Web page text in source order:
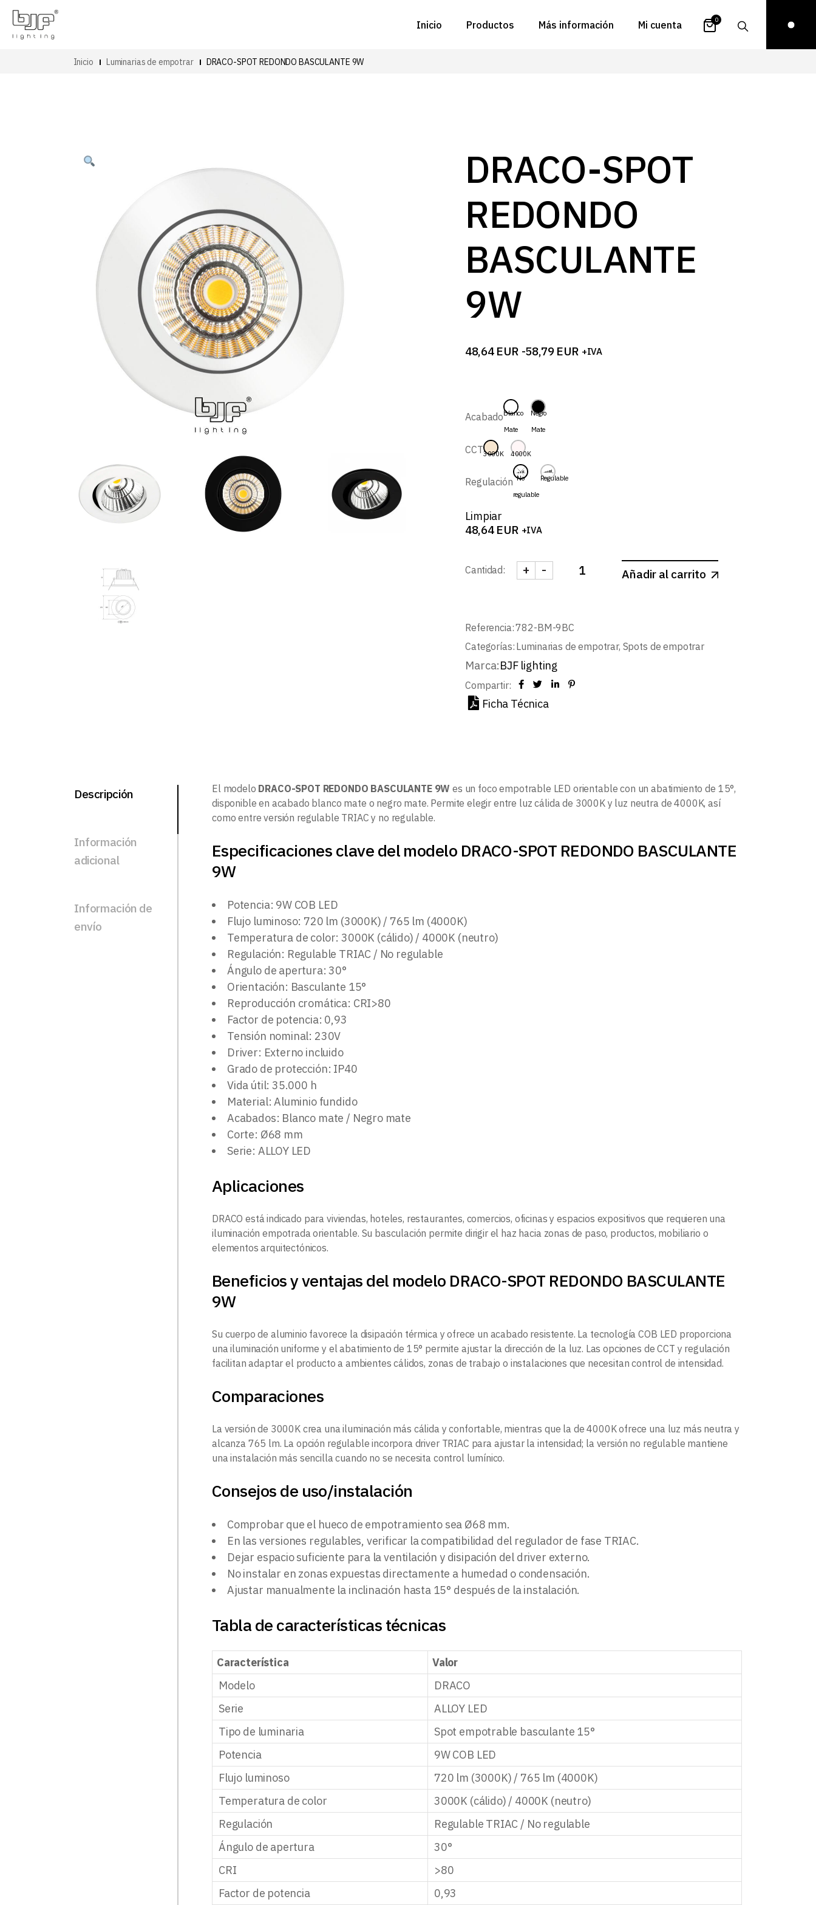
Inicio Productos Más información
FAQs
Proyectos
Zona de inspiración
Blog
Mi cuenta
contraseña
0
Inicio Luminarias de empotrar DRACO-SPOT REDONDO BASCULANTE 9W
DRACO-SPOT
REDONDO
BASCULANTE
9W
48,64 EUR -58,79 EUR
Rango
48,64 EUR
hasta
58,79 EUR
+IVA
AcabadoBlanco
Mate
Negro
Mate
CCT3000K 4000K
Regulación No
regulable
Regulable
Limpiar
48,64 EUR +IVA
Cantidad: DRACO-SPOT REDONDO BASCULANTE 9W cantidad
-
+ Añadir al carrito
Referencia:782-BM-9BC
Categorías: Luminarias de empotrar, Spots de empotrar
Marca:BJF lighting
Compartir:
Ficha Técnica
Descripción
Información
adicional
Información de
envío
El modelo DRACO-SPOT REDONDO BASCULANTE 9W es un foco empotrable LED orientable con un abatimiento de 15°,
disponible en acabado blanco mate o negro mate. Permite elegir entre luz cálida de 3000K y luz neutra de 4000K, así
como entre versión regulable TRIAC y no regulable.
Especificaciones clave del modelo DRACO-SPOT REDONDO BASCULANTE
9W
Potencia: 9W COB LED
Flujo luminoso: 720 lm (3000K) / 765 lm (4000K)
Temperatura de color: 3000K (cálido) / 4000K (neutro)
Regulación: Regulable TRIAC / No regulable
Ángulo de apertura: 30°
Orientación: Basculante 15°
Reproducción cromática: CRI>80
Factor de potencia: 0,93
Tensión nominal: 230V
Driver: Externo incluido
Grado de protección: IP40
Vida útil: 35.000 h
Material: Aluminio fundido
Acabados: Blanco mate / Negro mate
Corte: Ø68 mm
Serie: ALLOY LED
Aplicaciones
DRACO está indicado para viviendas, hoteles, restaurantes, comercios, oficinas y espacios expositivos que requieren una
iluminación empotrada orientable. Su basculación permite dirigir el haz hacia zonas de paso, productos, mobiliario o
elementos arquitectónicos.
Beneficios y ventajas del modelo DRACO-SPOT REDONDO BASCULANTE
9W
Su cuerpo de aluminio favorece la disipación térmica y ofrece un acabado resistente. La tecnología COB LED proporciona
una iluminación uniforme y el abatimiento de 15° permite ajustar la dirección de la luz. Las opciones de CCT y regulación
facilitan adaptar el producto a ambientes cálidos, zonas de trabajo o instalaciones que necesitan control de intensidad.
Comparaciones
La versión de 3000K crea una iluminación más cálida y confortable, mientras que la de 4000K ofrece una luz más neutra y
alcanza 765 lm. La opción regulable incorpora driver TRIAC para ajustar la intensidad; la versión no regulable mantiene
una instalación más sencilla cuando no se necesita control lumínico.
Consejos de uso/instalación
Comprobar que el hueco de empotramiento sea Ø68 mm.
En las versiones regulables, verificar la compatibilidad del regulador de fase TRIAC.
Dejar espacio suficiente para la ventilación y disipación del driver externo.
No instalar en zonas expuestas directamente a humedad o condensación.
Ajustar manualmente la inclinación hasta 15° después de la instalación.
Tabla de características técnicas
Característica
Valor
Modelo
DRACO
Serie
ALLOY LED
Tipo de luminaria
Spot empotrable basculante 15°
Potencia
9W COB LED
Flujo luminoso
720 lm (3000K) / 765 lm (4000K)
Temperatura de color
3000K (cálido) / 4000K (neutro)
Regulación
Regulable TRIAC / No regulable
Ángulo de apertura
30°
CRI
>80
Factor de potencia
0,93